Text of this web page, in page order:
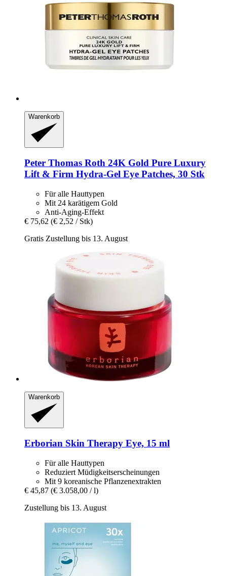
Warenkorb
Peter Thomas Roth 24K Gold Pure Luxury
Lift & Firm Hydra-​Gel Eye Patches, 30 Stk
Für alle Hauttypen
Mit 24 karätigem Gold
Anti-Aging-Effekt
€ 75,62 (€ 2,52 / Stk)
Gratis Zustellung bis 13. August
Warenkorb
Erborian Skin Therapy Eye, 15 ml
Für alle Hauttypen
Reduziert Müdigkeitserscheinungen
Mit 9 koreanische Pflanzenextrakten
€ 45,87 (€ 3.058,00 / l)
Zustellung bis 13. August